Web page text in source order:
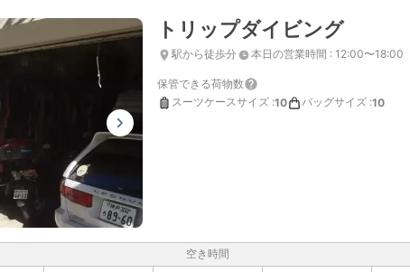
トリップダイビング
駅から徒歩分 本日の営業時間 : 12:00〜18:00
保管できる荷物数
スーツケースサイズ :10 バッグサイズ :10
空き時間